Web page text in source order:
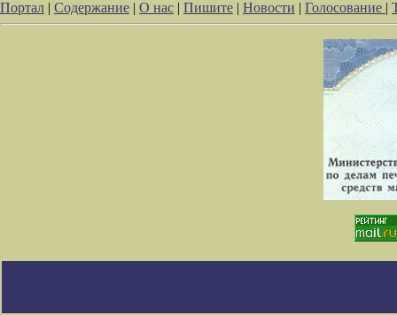
Портал | Содержание | О нас | Пишите | Новости | Голосование |